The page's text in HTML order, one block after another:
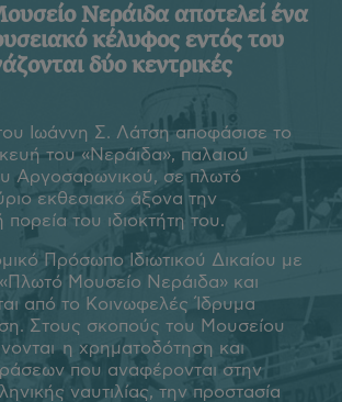
Νεράιδα αποτελεί ένα
κέλυφος εντός του
δύο κεντρικές
Ιωάννη Σ. Λάτση αποφάσισε το
του «Νεράιδα», παλαιού
Αργοσαρωνικού, σε πλωτό
εκθεσιακό άξονα την
πορεία του ιδιοκτήτη του.
Πρόσωπο Ιδιωτικού Δικαίου με
Μουσείο Νεράιδα» και
από το Κοινωφελές Ίδρυμα
Στους σκοπούς του Μουσείου
η χρηματοδότηση και
που αναφέρονται στην
ναυτιλίας, την προστασία